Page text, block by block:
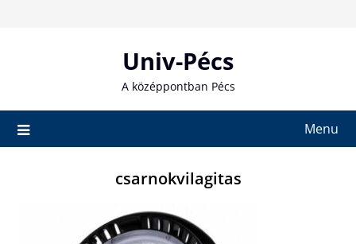
Univ-Pécs
A középpontban Pécs
Menu
csarnokvilagitas